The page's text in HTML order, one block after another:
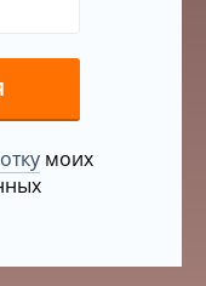
моих